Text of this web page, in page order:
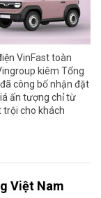
VinFast toàn
kiêm Tổng
công bố nhận đặt
ấn tượng chỉ từ
trội cho khách
Việt Nam